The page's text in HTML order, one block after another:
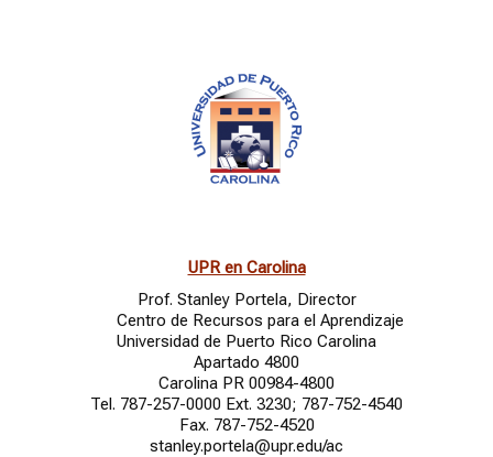
UPR en Carolina
Prof. Stanley Portela, Director
Centro de Recursos para el Aprendizaje
Universidad de Puerto Rico Carolina
Apartado 4800
Carolina PR 00984-4800
Tel. 787-257-0000 Ext. 3230; 787-752-4540
Fax. 787-752-4520
stanley.portela@upr.edu/ac